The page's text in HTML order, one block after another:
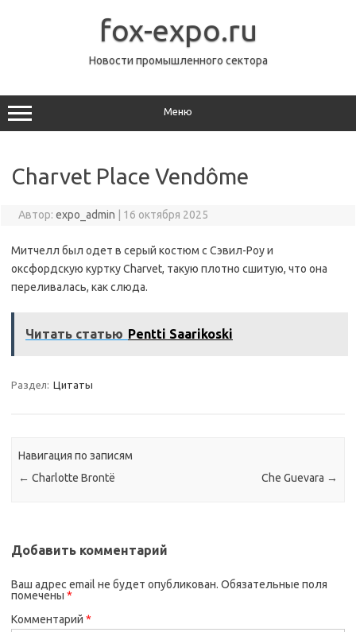
fox-expo.ru
Новости промышленного сектора
Меню
Charvet Place Vendôme
Автор: expo_admin 16 октября 2025
Митчелл был одет в серый костюм с Сэвил-Роу и
оксфордскую куртку Charvet, такую плотно сшитую, что она
переливалась, как слюда.
Читать статью Pentti Saarikoski
Раздел: Цитаты
Навигация по записям
← Charlotte Brontë Che Guevara →
Добавить комментарий
Ваш адрес email не будет опубликован. Обязательные поля
помечены *
Комментарий *